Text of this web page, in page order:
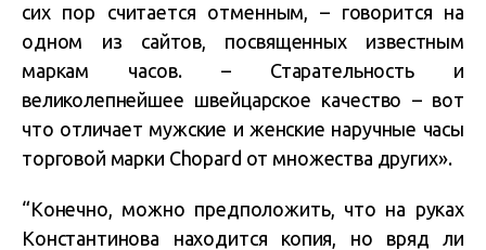
сих пор считается отменным, – говорится на
одном из сайтов, посвященных известным
маркам часов. – Старательность и
великолепнейшее швейцарское качество – вот
что отличает мужские и женские наручные часы
торговой марки Chopard от множества других».
“Конечно, можно предположить, что на руках
Константинова находится копия, но вряд ли